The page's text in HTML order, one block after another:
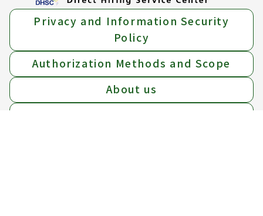
Privacy and Information Security
Policy
Authorization Methods and Scope
About us